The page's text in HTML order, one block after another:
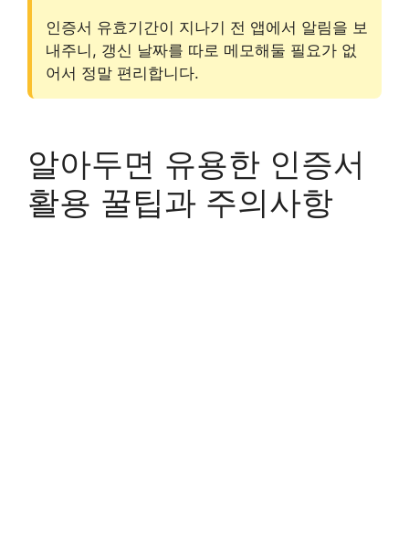
인증서 유효기간이 지나기 전 앱에서 알림을 보
내주니, 갱신 날짜를 따로 메모해둘 필요가 없
어서 정말 편리합니다.
알아두면 유용한 인증서
활용 꿀팁과 주의사항